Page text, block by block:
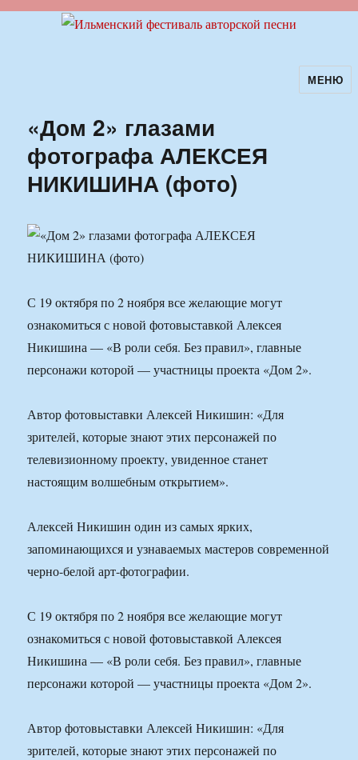
Ильменский фестиваль авторскойМЕНЮ
«Дом 2» глазами
фотографа АЛЕКСЕЯ
НИКИШИНА (фото)
С 19 октября по 2 ноября все желающие могут
ознакомиться с новой фотовыставкой Алексея
Никишина — «В роли себя. Без правил», главные
персонажи которой — участницы проекта «Дом 2».
Автор фотовыставки Алексей Никишин: «Для
зрителей, которые знают этих персонажей по
телевизионному проекту, увиденное станет
настоящим волшебным открытием».
Алексей Никишин один из самых ярких,
запоминающихся и узнаваемых мастеров современной
черно-белой арт-фотографии.
С 19 октября по 2 ноября все желающие могут
ознакомиться с новой фотовыставкой Алексея
Никишина — «В роли себя. Без правил», главные
персонажи которой — участницы проекта «Дом 2».
Автор фотовыставки Алексей Никишин: «Для
зрителей, которые знают этих персонажей по